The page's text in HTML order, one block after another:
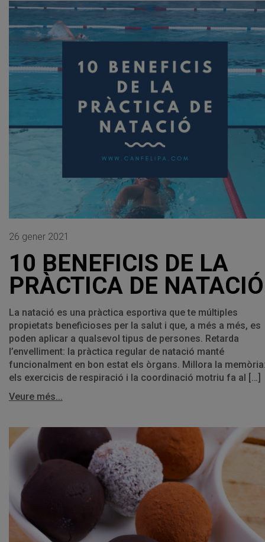
26 gener 2021
10 BENEFICIS DE LA
PRÀCTICA DE NATACIÓ
La natació es una pràctica esportiva que te múltiples
propietats beneficioses per la salut i que, a més a més, es
poden aplicar a qualsevol tipus de persones. Retarda
l’envelliment: la pràctica regular de natació manté
funcionalment en bon estat els òrgans. Millora la
els exercicis de respiració i la coordinació motriu fa al […]
Veure més...